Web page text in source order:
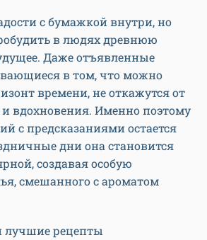
с бумажкой внутри, но
в людях древнюю
Даже отъявленные
в том, что можно
времени, не откажутся от
вдохновения. Именно поэтому
с предсказаниями остается
дни она становится
создавая особую
смешанного с ароматом
лучшие рецепты